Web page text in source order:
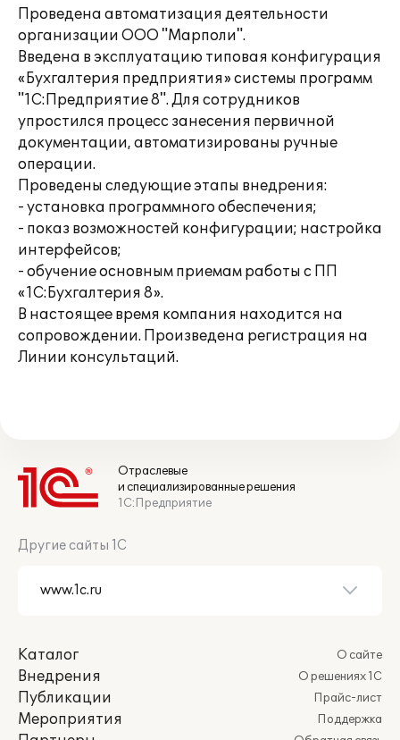
Проведена автоматизация деятельности
организации ООО "Марполи".
Введена в эксплуатацию типовая конфигурация
«Бухгалтерия предприятия» системы программ
"1С:Предприятие 8". Для сотрудников
упростился процесс занесения первичной
документации, автоматизированы ручные
операции.
Проведены следующие этапы внедрения:
- установка программного обеспечения;
- показ возможностей конфигурации; настройка
интерфейсов;
- обучение основным приемам работы с ПП
«1С:Бухгалтерия 8».
В настоящее время компания находится на
сопровождении. Произведена регистрация на
Линии консультаций.
Отраслевые
и специализированные решения
1С:Предприятие
Другие сайты 1С
Каталог
Внедрения
Публикации
Мероприятия
О сайте
О решениях 1С
Прайс-лист
Поддержка